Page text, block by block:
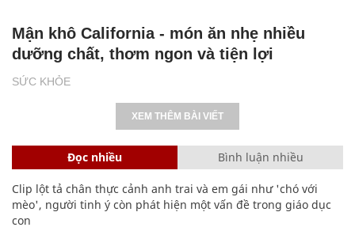
SỨC KHỎE
Mận khô California - món ăn nhẹ nhiều
dưỡng chất, thơm ngon và tiện lợi
XEM THÊM BÀI VIẾT
Đọc nhiều Bình luận nhiều
Clip lột tả chân thực cảnh anh trai và em gái như 'chó với
mèo', người tinh ý còn phát hiện một vấn đề trong giáo dục
con